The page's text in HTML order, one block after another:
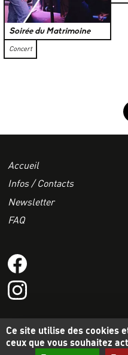
Ce site utilise des cookies
ceux que vous souhaitez
Soirée du Matrimoine
Concert
Accueil
Infos / Contacts
Newsletter
FAQ
Suivez-nous sur Facebook
Suivez-nous sur instagram
Accueil